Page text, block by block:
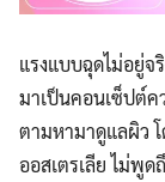
แรงแบบฉุดไม่อยู่จ
มาเป็นคอนเซ็ปต์
ตามหามาดูแลผิว
ออสเตรเลีย ไม่พูด